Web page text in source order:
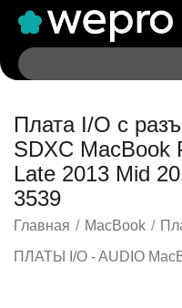
Плата I/O с
SDXC MacBook
Late 2013 Mid
3539
Главная / MacBook /
ПЛАТЫ I/O - AUDIO